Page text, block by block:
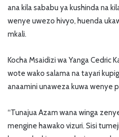
ana kila sababu ya kushinda na
wenye uwezo hivyo, huenda
mkali.
Kocha Msaidizi wa Yanga Cedric
wote wako salama na tayari
anaamini unaweza kuwa wenye
“Tunajua Azam wana winga
mengine hawako vizuri. Sisi